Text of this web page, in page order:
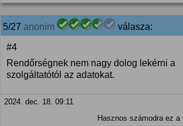
5/27 anonim válasza:
#4
Rendőrségnek nem nagy dolog lekérni a
szolgáltatótól az adatokat.
2024. dec. 18. 09:11
Hasznos számodra ez a